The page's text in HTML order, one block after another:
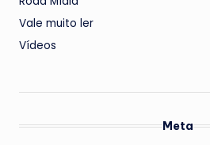
Vale muito ler
Vídeos
Meta